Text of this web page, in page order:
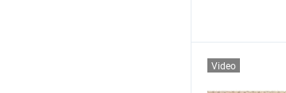
Video